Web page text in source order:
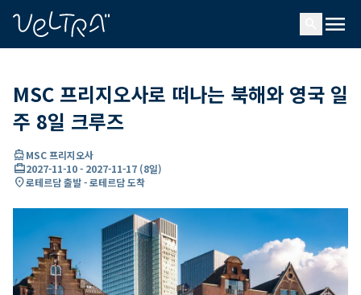
menu
MSC 프리지오사로 떠나는 북해와 영국 일
주 8일 크루즈
directions_boatMSC 프리지오사
card_travel2027-11-10- 2027-11-17 (8일)
location_on로테르담 출발 - 로테르담 도착